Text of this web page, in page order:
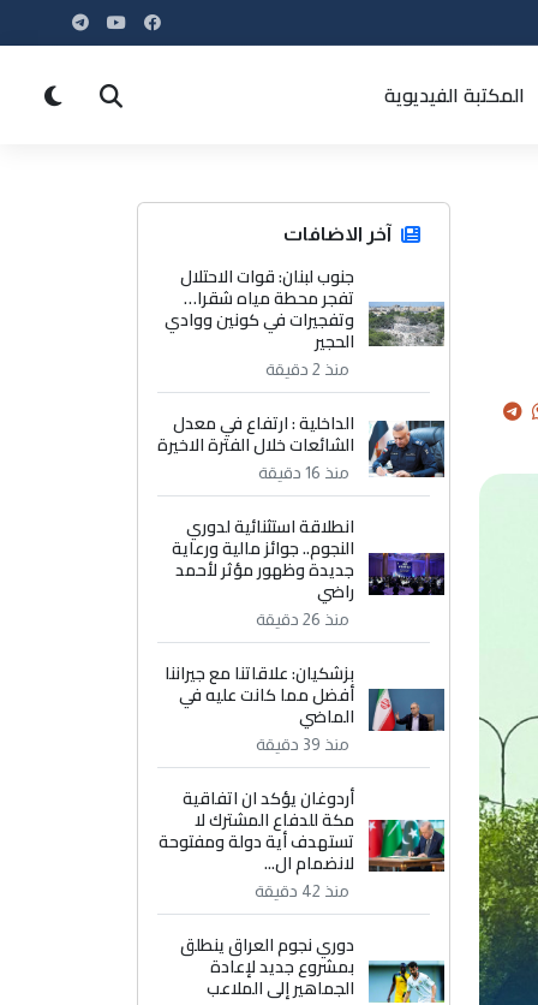
المكتبة الفيديوية
آخر الاضافات
جنوب لبنان: قوات الاحتلال
تفجر محطة مياه شقرا…
وتفجيرات في كونين ووادي
الحجير
منذ 2 دقيقة
الداخلية : ارتفاع في معدل
الشائعات خلال الفترة الاخيرة
منذ 16 دقيقة
انطلاقة استثنائية لدوري
النجوم.. جوائز مالية ورعاية
جديدة وظهور مؤثر لأحمد
راضي
منذ 26 دقيقة
بزشكيان: علاقاتنا مع جيراننا
أفضل مما كانت عليه في
الماضي
منذ 39 دقيقة
أردوغان يؤكد ان اتفاقية
مكة للدفاع المشترك لا
تستهدف أية دولة ومفتوحة
لانضمام ال...
منذ 42 دقيقة
دوري نجوم العراق ينطلق
بمشروع جديد لإعادة
الجماهير إلى الملاعب